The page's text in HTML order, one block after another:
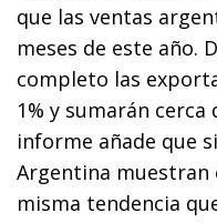
que las ventas
meses de este año.
completo las
1% y sumarán cerca
informe añade que
Argentina muestran
misma tendencia